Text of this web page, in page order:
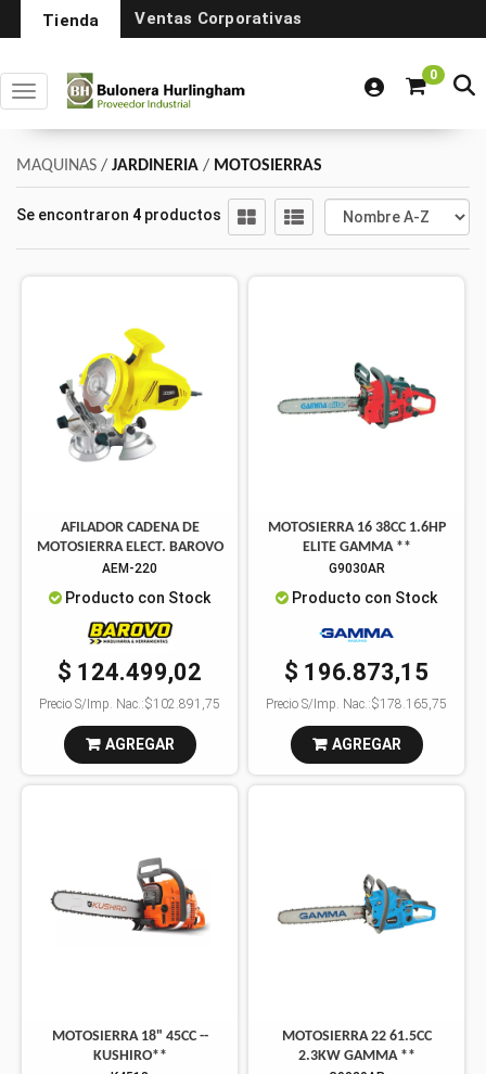
Tienda Ventas Corporativas
0
Toggle navigation
MAQUINAS / JARDINERIA / MOTOSIERRAS
Se encontraron 4 productos
AFILADOR CADENA DE
MOTOSIERRA ELECT. BAROVO
AEM-220
Producto con Stock
$ 124.499,02
Precio S/Imp. Nac.:$102.891,75
AGREGAR
MOTOSIERRA 16 38CC 1.6HP
ELITE GAMMA **
G9030AR
Producto con Stock
$ 196.873,15
Precio S/Imp. Nac.:$178.165,75
AGREGAR
MOTOSIERRA 18" 45CC --
KUSHIRO**
MOTOSIERRA 22 61.5CC
2.3KW GAMMA **